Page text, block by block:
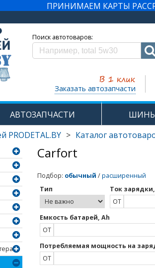
ПРИНИМАЕМ КАРТЫ
Поиск автотоваров:
Заказать автозапчасти
АВТОЗАПЧАСТИ
PRODETAL.BY > Каталог
Carfort
Подбор: обычный /расширенный
Тип
Ток
ОТ
Емкость батарей, Ah
ОТ
Потребляемая мощность на
ОТ